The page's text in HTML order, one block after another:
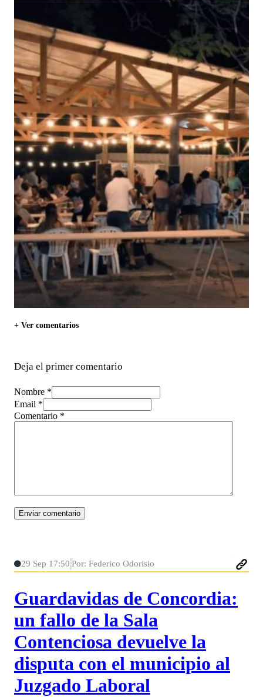
+ Ver comentarios
Deja el primer comentario
Nombre *
Email *
Comentario *
29 Sep 17:50 Por: Federico Odorisio
Guardavidas de Concordia:
un fallo de la Sala
Contenciosa devuelve la
disputa con el municipio al
Juzgado Laboral